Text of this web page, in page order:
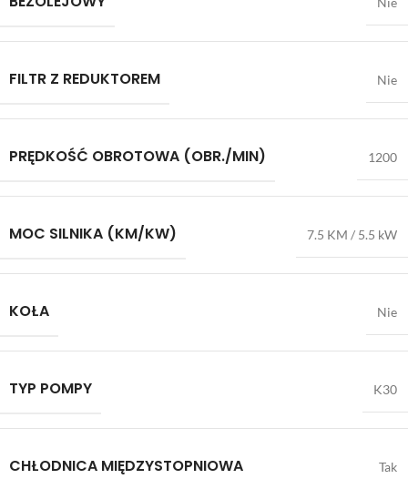
FILTR Z REDUKTOREM Nie
PRĘDKOŚĆ OBROTOWA (OBR./MIN) 1200
MOC SILNIKA (KM/KW) 7.5 KM / 5.5 kW
KOŁA Nie
TYP POMPY K30
CHŁODNICA MIĘDZYSTOPNIOWA Tak